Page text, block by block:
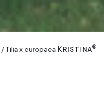
/Tilia x europaea Kristina®